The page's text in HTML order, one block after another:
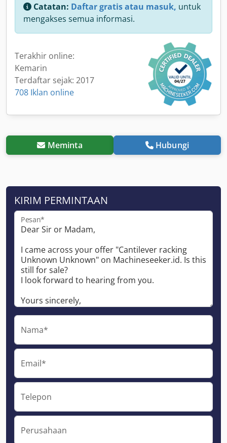
Catatan: Daftar gratis atau masuk, untuk
mengakses semua informasi.
Terakhir online:
Kemarin
Terdaftar sejak: 2017
708 Iklan online
Meminta Hubungi
KIRIM PERMINTAAN
Pesan*
Nama*
Email*
Telepon
Perusahaan